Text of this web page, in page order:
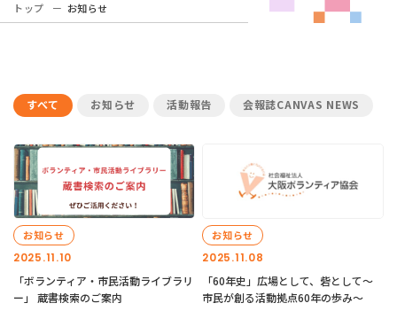
トップ お知らせ
すべて お知らせ 活動報告 会報誌CANVAS NEWS
2025.11.10
お知らせ
「ボランティア・市民活動ライブラリ
ー」 蔵書検索のご案内
2025.11.08
お知らせ
「60年史」広場として、砦として～
市民が創る活動拠点60年の歩み～